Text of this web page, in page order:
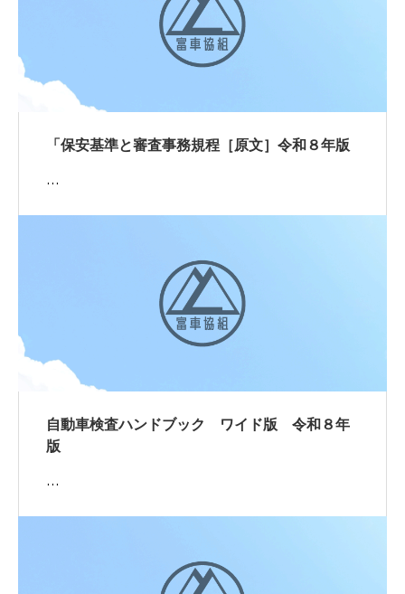
「保安基準と審査事務規程［原文］令和８年版
…
自動車検査ハンドブック ワイド版 令和８年
版
…